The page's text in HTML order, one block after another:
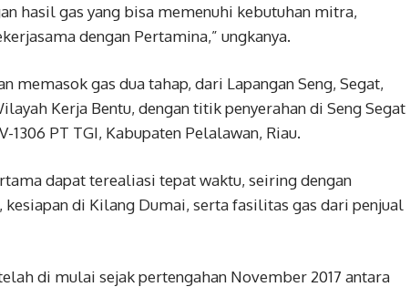
hasil gas yang bisa memenuhi kebutuhan mitra,
dengan Pertamina,” ungkanya.
memasok gas dua tahap, dari Lapangan Seng, Segat,
Kerja Bentu, dengan titik penyerahan di Seng Segat
PT TGI, Kabupaten Pelalawan, Riau.
dapat terealiasi tepat waktu, seiring dengan
di Kilang Dumai, serta fasilitas gas dari penjual
di mulai sejak pertengahan November 2017 antara